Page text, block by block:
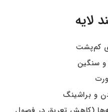
لایه
کم‌پشت
سنگین
و براشینگ